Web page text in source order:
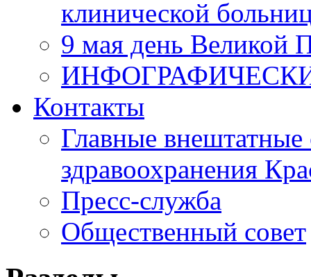
клинической
9 мая день Великой
Контакты
Главные внештатные
здравоохранения
Пресс-служба
Общественный совет